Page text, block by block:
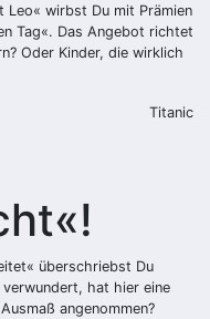
Leo« wirbst Du mit Prämien
Tag«. Das Angebot richtet
Oder Kinder, die wirklich
Titanic
überschriebst Du
hat hier eine
angenommen?